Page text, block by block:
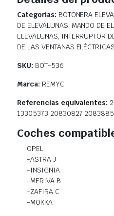
Categorias: BOTONERA
DE ELEVALUNAS, MANDO DE
ELEVALUNAS, INTERRUPTOR
DE LAS VENTANAS ELÉCTRICAS
SKU: BOT-536
Marca: REMYC
Referencias equivalentes:
13305373 20830827
Coches
OPEL:
-ASTRA J
-INSIGNIA
-MERIVA B
-ZAFIRA C
-MOKKA